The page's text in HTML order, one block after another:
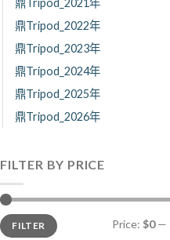
鼎Tripod_2021年
鼎Tripod_2022年
鼎Tripod_2023年
鼎Tripod_2024年
鼎Tripod_2025年
鼎Tripod_2026年
FILTER BY PRICE
FILTER Price: $0—